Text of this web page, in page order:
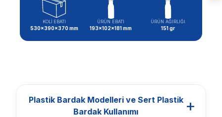
KOLİ EBATI
530x390x370 mm
ÜRÜN EBATI
193x102x181 mm
ÜRÜN AĞIRLIĞI
151 gr
Plastik Bardak Modelleri ve Sert Plastik
Bardak Kullanımı
+